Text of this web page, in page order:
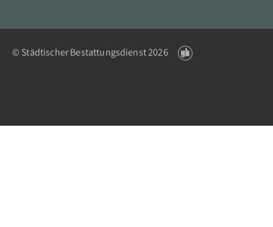
© Städtischer Bestattungsdienst 2026